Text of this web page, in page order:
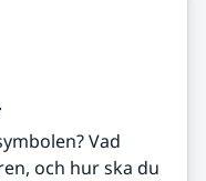
Vad
och hur ska du